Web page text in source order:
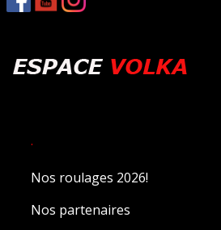
.
Nos roulages 2026!
Nos partenaires